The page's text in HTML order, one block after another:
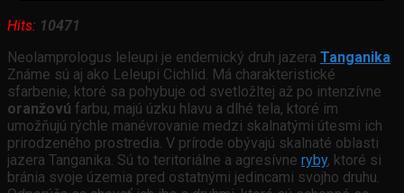
Hits: 10471
Neolamprologus leleupi je endemický druh jazera Tanganika.
Známe sú aj ako Leleupi Cichlid. Má charakteristické
sfarbenie, ktoré sa pohybuje od svetložltej až po intenzívne
oranžovú farbu, majú úzku hlavu a dlhé tela, ktoré im
umožňujú rýchle manévrovanie medzi skalnatými útesmi ich
prirodzeného prostredia. V prírode obývajú skalnaté oblasti
jazera Tanganika. Sú to teritoriálne a agresívne ryby, ktoré si
bránia svoje územia pred ostatnými jedincami svojho druhu.